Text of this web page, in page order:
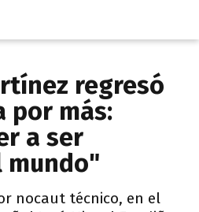
regresó
por más:
a ser
mundo"
nocaut técnico, en el